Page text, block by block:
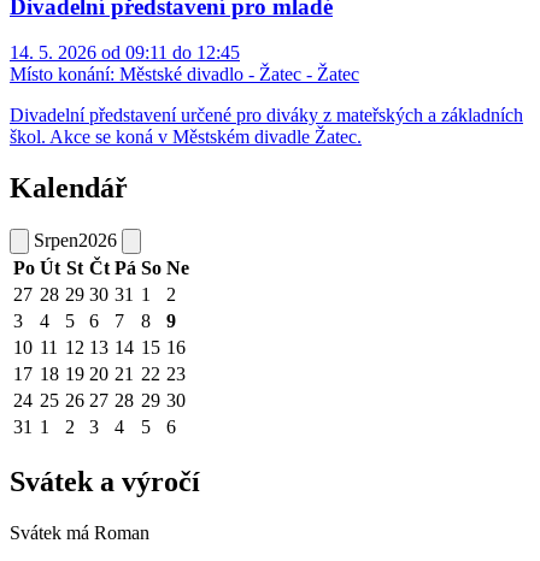
Divadelní představení pro mladé
14. 5. 2026 od 09:11 do 12:45
Místo konání: Městské divadlo - Žatec - Žatec
Divadelní představení určené pro diváky z mateřských a základních
škol. Akce se koná v Městském divadle Žatec.
Kalendář
Srpen2026
Po Út St Čt Pá So Ne
27 28 29 30 31 1
2
3
4 5 6 7 8
9
10 11 12 13 14 15 16
17 18 19 20 21 22 23
24 25 26 27 28 29 30
31 1 2 3 4 5 6
Svátek a výročí
Svátek má Roman